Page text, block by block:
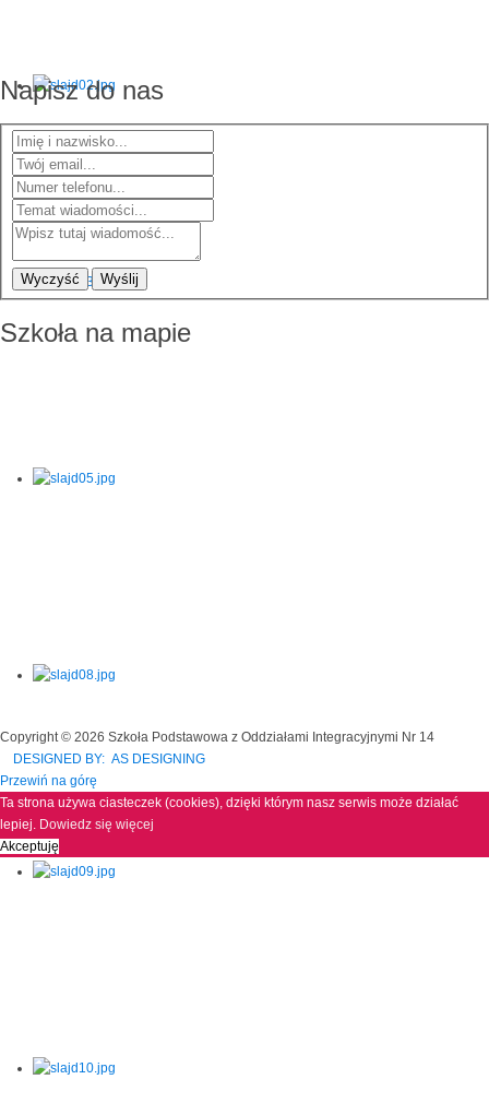
Napisz do nas
Wyczyść Wyślij
Szkoła na mapie
Copyright © 2026 Szkoła Podstawowa z Oddziałami Integracyjnymi Nr 14
DESIGNED BY: AS DESIGNING
Przewiń na górę
Ta strona używa ciasteczek (cookies), dzięki którym nasz serwis może działać
lepiej. Dowiedz się więcej
Akceptuję